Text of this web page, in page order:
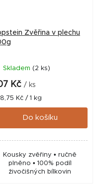
Zvěřina v plechu
Skladem (2 ks)
Kč / ks
Kč / 1 kg
Do košíku
Kousky zvěřiny • ručně
plněno • 100% podíl
živočišných bílkovin